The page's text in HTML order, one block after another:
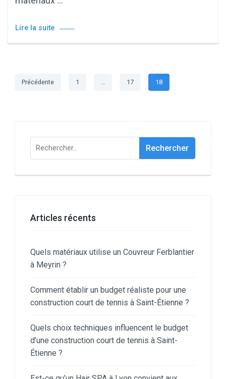
Lire la suite
Pagination
Précédente Page
1 … Page
17 Page
18
Rechercher :
Articles récents
Quels matériaux utilise un Couvreur Ferblantier
à Meyrin ?
Comment établir un budget réaliste pour une
construction court de tennis à Saint-Étienne ?
Quels choix techniques influencent le budget
d’une construction court de tennis à Saint-
Étienne ?